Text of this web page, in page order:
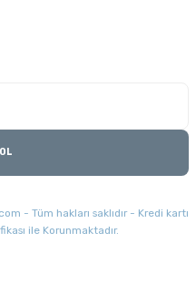
- Tüm hakları saklıdır - Kredi kartı
ile Korunmaktadır.